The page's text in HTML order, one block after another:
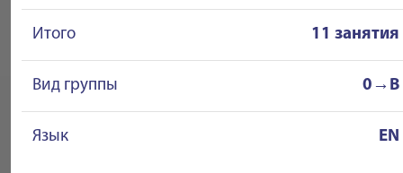
Итого 11 занятия
Вид группы 0→B
Язык EN